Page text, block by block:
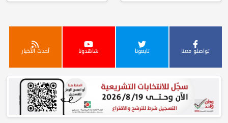
تواصلو معنا تابعونا شاهدونا أحدث الأخبار